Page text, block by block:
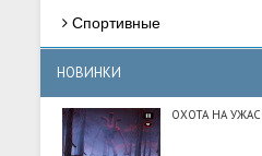
Спортивные
НОВИНКИ
ОХОТА НА